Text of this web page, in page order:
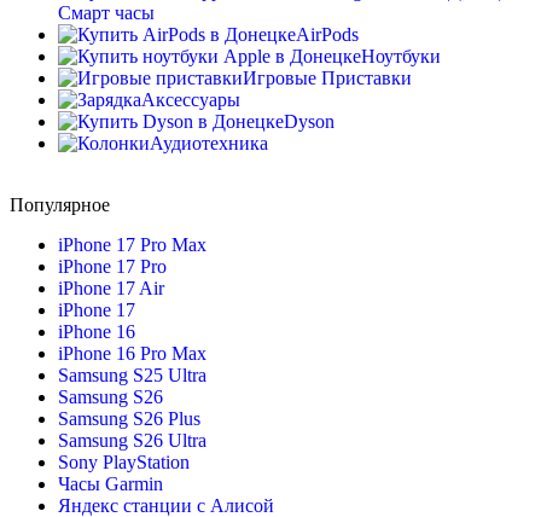
Смарт часы
AirPods
Ноутбуки
Игровые Приставки
Аксессуары
Dyson
Аудиотехника
Популярное
iPhone 17 Pro Max
iPhone 17 Pro
iPhone 17 Air
iPhone 17
iPhone 16
iPhone 16 Pro Max
Samsung S25 Ultra
Samsung S26
Samsung S26 Plus
Samsung S26 Ultra
Sony PlayStation
Часы Garmin
Яндекс станции с Алисой